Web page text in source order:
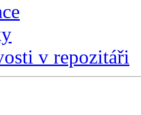
v repozitáři